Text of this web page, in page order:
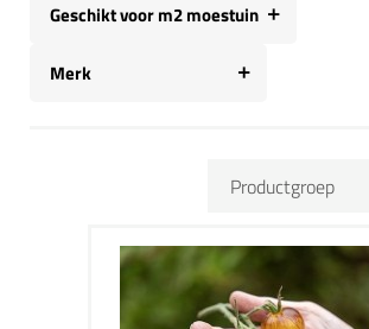
Geschikt voor m2 moestuin
Merk